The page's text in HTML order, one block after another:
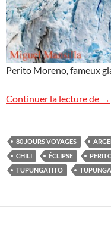
Perito Moreno, fameux
Continuer la lecture de →
80 JOURS VOYAGES
CHILI
ÉCLIPSE
TUPUNGATITO